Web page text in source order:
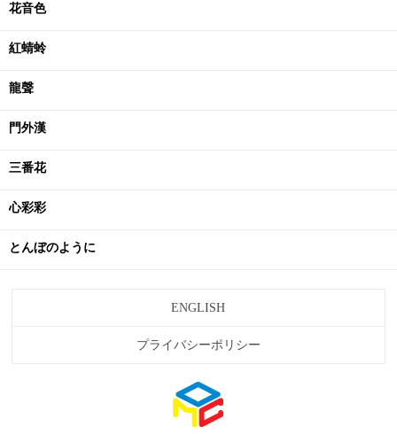
花音色
紅蜻蛉
龍聲
門外漢
三番花
心彩彩
とんぼのように
ENGLISH
プライバシーポリシー